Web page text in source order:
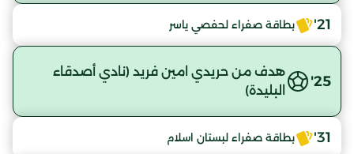
21' بطاقة صفراء لحفصي ياسر
25'
هدف من حريدي امين فريد (نادي أصدقاء
البليدة)
31' بطاقة صفراء لبستان اسلام